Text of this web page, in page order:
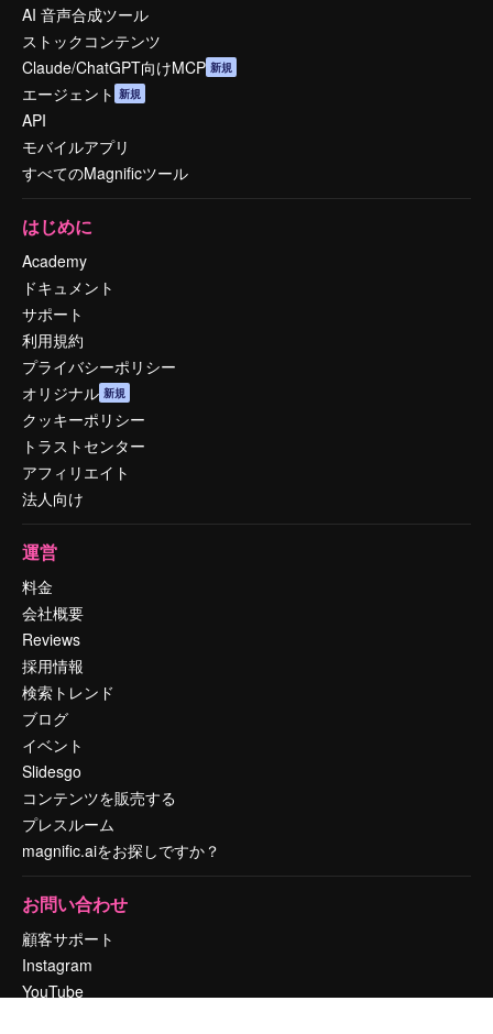
AI 音声合成ツール
ストックコンテンツ
Claude/ChatGPT向けMCP 新規
エージェント 新規
API
モバイルアプリ
すべてのMagnificツール
はじめに
Academy
ドキュメント
サポート
利用規約
プライバシーポリシー
オリジナル 新規
クッキーポリシー
トラストセンター
アフィリエイト
法人向け
運営
料金
会社概要
Reviews
採用情報
検索トレンド
ブログ
イベント
Slidesgo
コンテンツを販売する
プレスルーム
magnific.aiをお探しですか？
お問い合わせ
顧客サポート
Instagram
YouTube